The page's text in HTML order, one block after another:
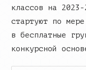
классов на
стартуют по
в бесплатные
конкурсной